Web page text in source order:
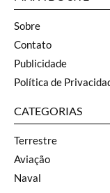
Sobre
Contato
Publicidade
Política de
CATEGORIAS
Terrestre
Aviação
Naval